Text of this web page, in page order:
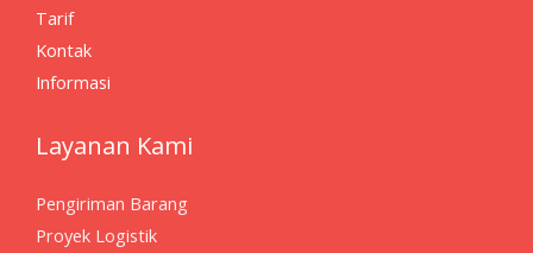
Tarif
Kontak
Informasi
Layanan Kami
Pengiriman Barang
Proyek Logistik